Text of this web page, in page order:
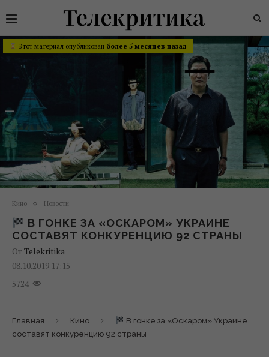
Этот материал опубликован более 5 месяцев назад
Кино Новости
В ГОНКЕ ЗА «ОСКАРОМ» УКРАИНЕ
СОСТАВЯТ КОНКУРЕНЦИЮ 92 СТРАНЫ
От Telekritika
08.10.2019 17:15
5724
Главная Кино
В гонке за «Оскаром» Украине
составят конкуренцию 92 страны